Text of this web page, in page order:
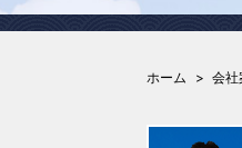
ホーム 会社